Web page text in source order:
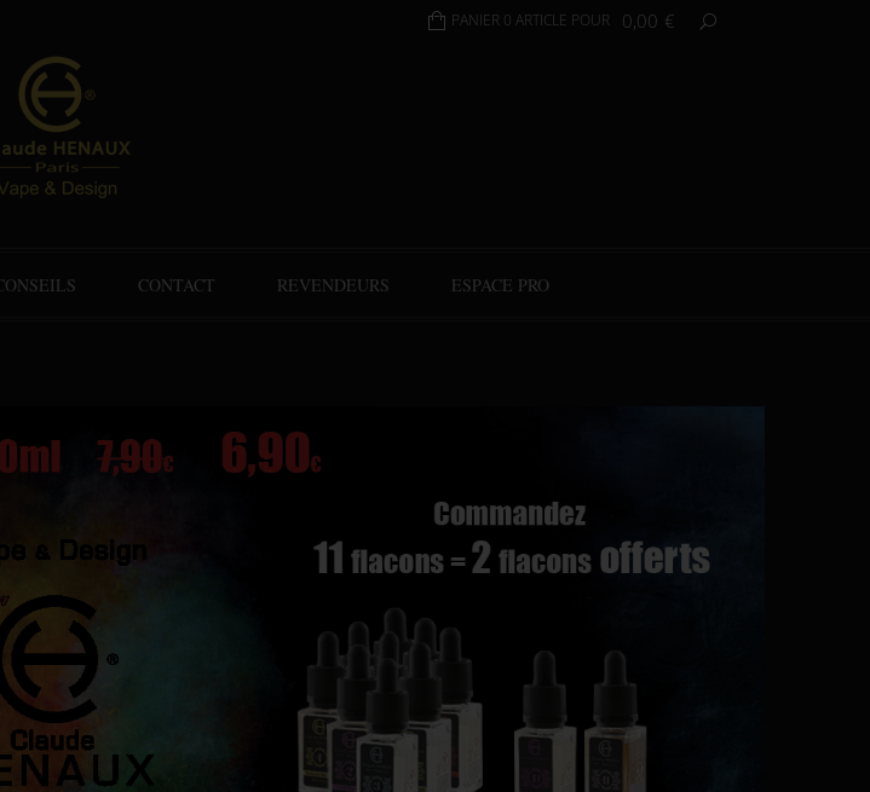
PANIER 0 ARTICLE POUR 0,00 €
CONTACT REVENDEURS ESPACE PRO